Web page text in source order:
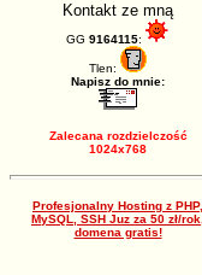
Kontakt ze mną
GG 9164115:
Tlen:
Napisz do mnie:
Zalecana rozdzielczość
1024x768
Profesjonalny Hosting z PHP,
MySQL, SSH Juz za 50 zł/rok,
domena gratis!